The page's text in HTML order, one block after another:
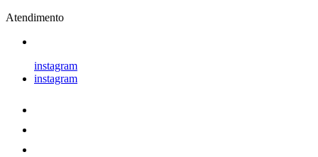
Atendimento
instagram
instagram